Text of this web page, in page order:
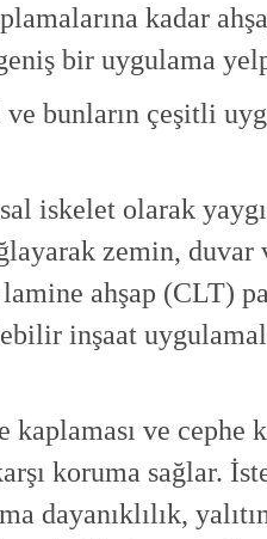
kadar
bir uygulama
bunların çeşitli
iskelet olarak
zemin, duvar
ahşap (CLT)
inşaat
kaplaması ve cephe
koruma sağlar.
dayanıklılık,